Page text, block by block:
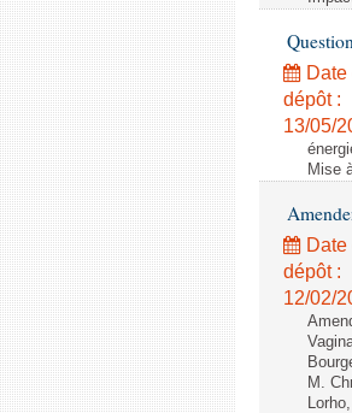
Date
dépôt :
13/05/
Mise
Date
dépôt :
12/02/
M.